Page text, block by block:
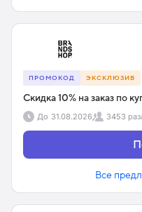
ПРОМОКОД ЭКСКЛЮЗИВ
Скидка 10% на заказ по
До 31.08.2026 3453
Все